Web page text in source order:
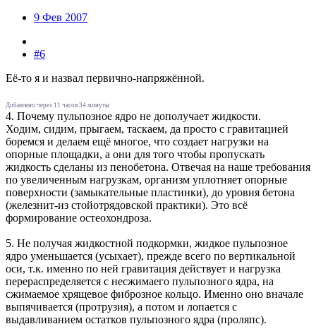
9 Фев 2007
#6
Её-то я и назвал первично-напряжённой.
Добавлено через 11 часов 34 минуты
4. Почему пульпозное ядро не дополучает жидкости.
Ходим, сидим, прыгаем, таскаем, да просто с гравитацией
боремся и делаем ещё многое, что создает нагрузки на
опорные площадки, а они для того чтобы пропускать
жидкость сделаны из пенобетона. Отвечая на наше требования
по увеличенным нагрузкам, организм уплотняет опорные
поверхности (замыкательные пластинки), до уровня бетона
(железнит-из стойотрядовской практики). Это всё
формирование остеохондроза.
5. Не получая жидкостной подкормки, жидкое пульпозное
ядро уменьшается (усыхает), прежде всего по вертикальной
оси, т.к. именно по ней гравитация действует и нагрузка
перераспределяется с несжимаего пульпозного ядра, на
сжимаемое хрящевое фиброзное кольцо. Именно оно вначале
выпячивается (протрузия), а потом и лопается с
выдавливанием остатков пульпозного ядра (проляпс).